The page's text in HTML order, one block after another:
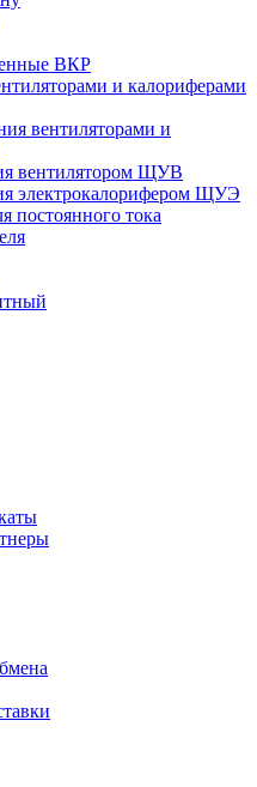
ВКР
и калориферами
вентиляторами и
вентилятором ЩУВ
электрокалорифером ЩУЭ
постоянного тока